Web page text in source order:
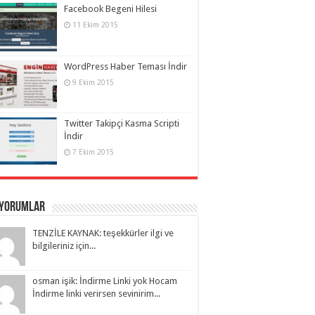
Facebook Begeni Hilesi
11 Ekim 2015
WordPress Haber Teması İndir
9 Ekim 2015
Twitter Takipçi Kasma Scripti
İndir
7 Ekim 2015
TENZİLE KAYNAK: teşekkürler ilgi ve
bilgileriniz için...
osman işik: İndirme Linki yok Hocam
İndirme linki verirsen sevinirim...